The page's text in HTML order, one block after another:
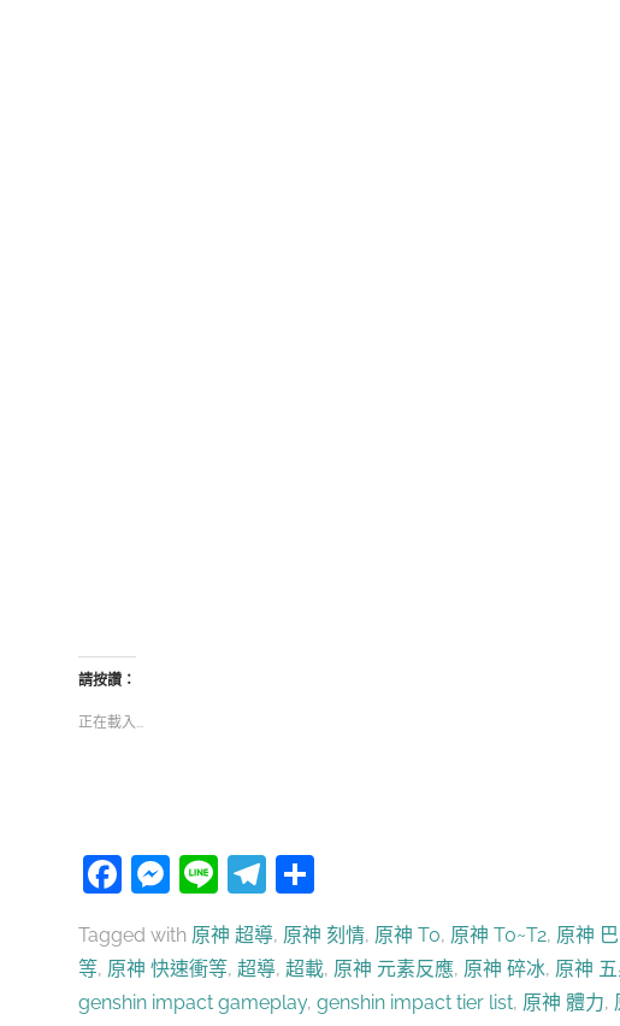
請按讚：
正在載入...
Facebook
Messenger
LineTelegram
分
Tagged with 原神 超導, 原神 刻情, 原神 T0, 原神 T0~T2, 原神
等, 原神 快速衝等, 超導, 超載, 原神 元素反應, 原神 碎冰, 原神 五
genshin impact gameplay, genshin impact tier list, 原神 體力,